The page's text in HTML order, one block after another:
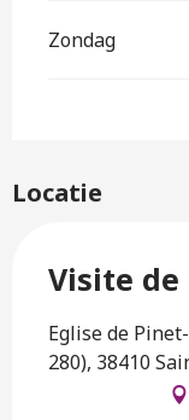
Zondag
Locatie
Visite de
Eglise de
280), 38410